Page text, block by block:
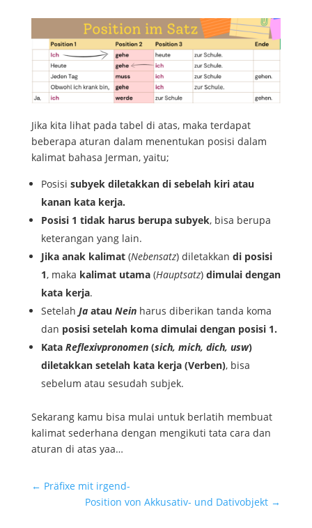
Jika kita lihat pada tabel di atas, maka terdapat
beberapa aturan dalam menentukan posisi dalam
kalimat bahasa Jerman, yaitu;
Posisi subyek diletakkan di sebelah kiri atau
kanan kata kerja.
Posisi 1 tidak harus berupa subyek, bisa berupa
keterangan yang lain.
Jika anak kalimat(Nebensatz) diletakkan di posisi
1, maka kalimat utama(Hauptsatz) dimulai dengan
kata kerja.
Setelah Jaatau Neinharus diberikan tanda koma
dan posisi setelah koma dimulai dengan posisi 1.
Kata Reflexivpronomen(sich, mich, dich, usw)
diletakkan setelah kata kerja (Verben), bisa
sebelum atau sesudah subjek.
Sekarang kamu bisa mulai untuk berlatih membuat
kalimat sederhana dengan mengikuti tata cara dan
aturan di atas yaa…
← Präfixe mit irgend-
Position von Akkusativ- und Dativobjekt →